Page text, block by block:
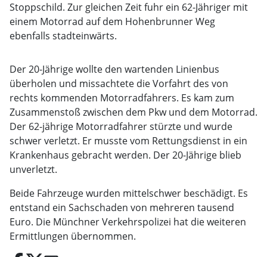
Stoppschild. Zur gleichen Zeit fuhr ein 62-Jähriger mit
einem Motorrad auf dem Hohenbrunner Weg
ebenfalls stadteinwärts.
Der 20-Jährige wollte den wartenden Linienbus
überholen und missachtete die Vorfahrt des von
rechts kommenden Motorradfahrers. Es kam zum
Zusammenstoß zwischen dem Pkw und dem Motorrad.
Der 62-jährige Motorradfahrer stürzte und wurde
schwer verletzt. Er musste vom Rettungsdienst in ein
Krankenhaus gebracht werden. Der 20-Jährige blieb
unverletzt.
Beide Fahrzeuge wurden mittelschwer beschädigt. Es
entstand ein Sachschaden von mehreren tausend
Euro. Die Münchner Verkehrspolizei hat die weiteren
Ermittlungen übernommen.